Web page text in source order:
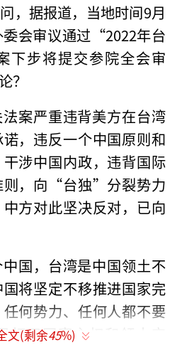
，据报道，当地时间9月
会审议通过“2022年台
下步将提交参院全会审
？
案严重违背美方在台湾
，违反一个中国原则和
涉中国内政，违背国际
则，向“台独”分裂势力
方对此坚决反对，已向
国，台湾是中国领土不
将坚定不移推进国家完
何势力、任何人都不要
扞卫国家主权和领土完
文(剩余45%)